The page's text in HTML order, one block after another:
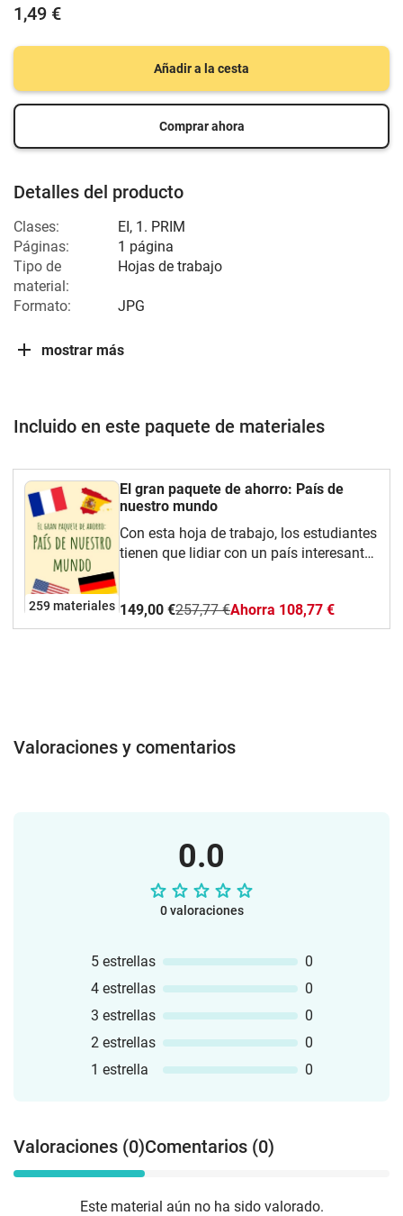
1,49 €
Añadir a la cesta
Comprar ahora
Detalles del producto
Clases: EI, 1. PRIM
Páginas:
1 página
Tipo de
material:
Hojas de trabajo
Formato: JPG
mostrar más
Incluido en este paquete de materiales
259 materiales
El gran paquete de ahorro: País de
nuestro mundo
Con esta hoja de trabajo, los estudiantes
tienen que lidiar con un país interesante
propia investigación al mismo tiempo.
¡Diviértete enseñando!
149,00 €257,77 €Ahorra 108,77 €
Valoraciones y comentarios
0.0
0 valoraciones
5 estrellas
0
4 estrellas
0
3 estrellas
0
2 estrellas
0
1 estrella
0
Valoraciones (0)Comentarios (0)
Este material aún no ha sido valorado.